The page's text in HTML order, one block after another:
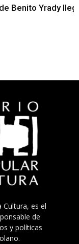
Benito Yrady
Cultura, es el
de
y políticas